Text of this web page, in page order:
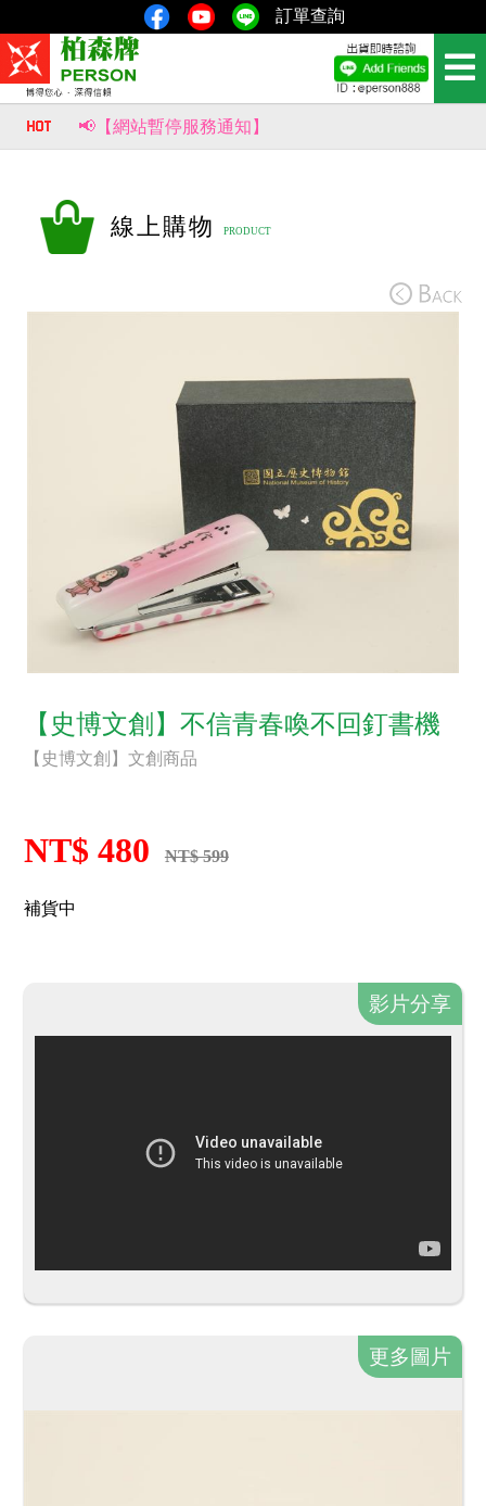
訂單查詢
📢【網站暫停服務通知】
線上購物
【史博文創】不信青春喚不回釘書機
【史博文創】文創商品
NT$ 480 NT$ 599
補貨中
影片分享
更多圖片